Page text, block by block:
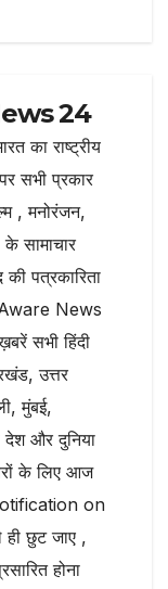
24
का राष्ट्रीय
सभी प्रकार
, मनोरंजन,
सामाचार
पत्रकारिता
Aware News
सभी हिंदी
उत्तर
मुंबई,
और दुनिया
के लिए आज
on
छुट जाए ,
होना